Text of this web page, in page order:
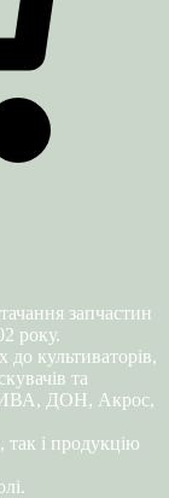
запчастин
року.
культиваторів,
та
ДОН, Акрос,
так і продукцію